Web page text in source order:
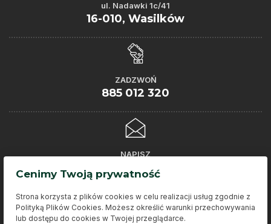
ul. Nadawki 1c/41
16-010, Wasilków
ZADZWOŃ
885 012 320
NAPISZ
kontakt@doktorgleba.pl
2023 © Doktor Gleba. Wszelkie prawa zastrzeżone.
Cenimy Twoją prywatność
Strona korzysta z plików cookies w celu realizacji usług zgodnie z
Polityką Plików Cookies. Możesz określić warunki przechowywania
lub dostępu do cookies w Twojej przeglądarce.